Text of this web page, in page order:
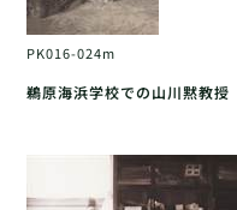
PK016-024m
鵜原海浜学校での山川黙教授